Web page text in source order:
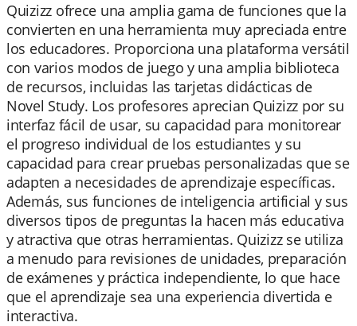
Quizizz ofrece una amplia gama de funciones que la
convierten en una herramienta muy apreciada entre
los educadores. Proporciona una plataforma versátil
con varios modos de juego y una amplia biblioteca
de recursos, incluidas las tarjetas didácticas de
Novel Study. Los profesores aprecian Quizizz por su
interfaz fácil de usar, su capacidad para monitorear
el progreso individual de los estudiantes y su
capacidad para crear pruebas personalizadas que se
adapten a necesidades de aprendizaje específicas.
Además, sus funciones de inteligencia artificial y sus
diversos tipos de preguntas la hacen más educativa
y atractiva que otras herramientas. Quizizz se utiliza
a menudo para revisiones de unidades, preparación
de exámenes y práctica independiente, lo que hace
que el aprendizaje sea una experiencia divertida e
interactiva.